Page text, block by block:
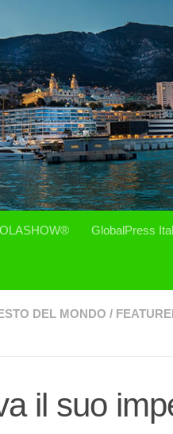
GlobalPress
DEL MONDO /
il suo